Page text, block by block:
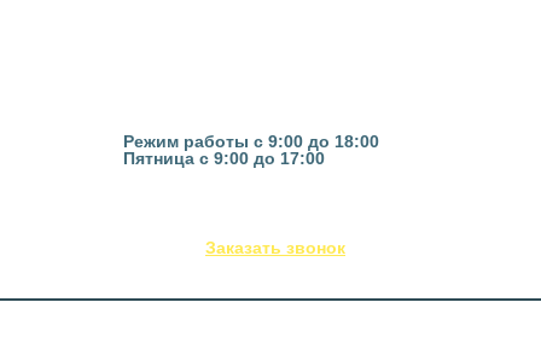
Режим работы с 9:00 до 18:00
Пятница с 9:00 до 17:00
Заказать звонок